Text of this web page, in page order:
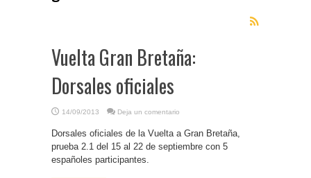
Vuelta Gran Bretaña:
Dorsales oficiales
14/09/2013 Deja un comentario
Dorsales oficiales de la Vuelta a Gran Bretaña,
prueba 2.1 del 15 al 22 de septiembre con 5
españoles participantes.